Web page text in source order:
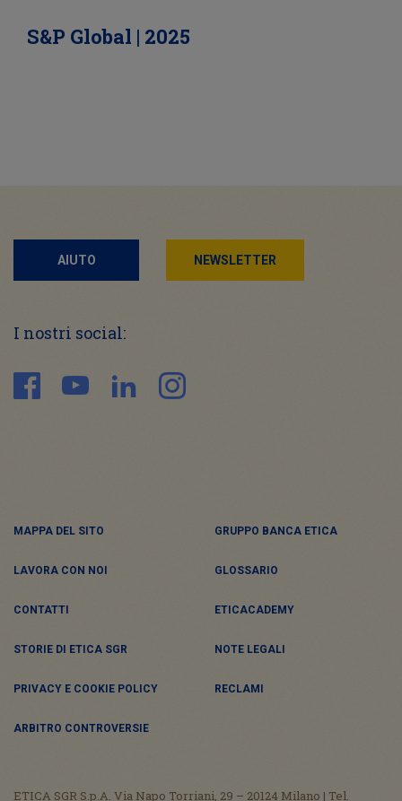
S&P Global | 2025
AIUTO NEWSLETTER
I nostri social:
MAPPA DEL SITO GRUPPO BANCA ETICA
LAVORA CON NOI GLOSSARIO
CONTATTI ETICACADEMY
STORIE DI ETICA SGR NOTE LEGALI
PRIVACY E COOKIE POLICY RECLAMI
ARBITRO CONTROVERSIE
ETICA SGR S.p.A. Via Napo Torriani, 29 – 20124 Milano | Tel.